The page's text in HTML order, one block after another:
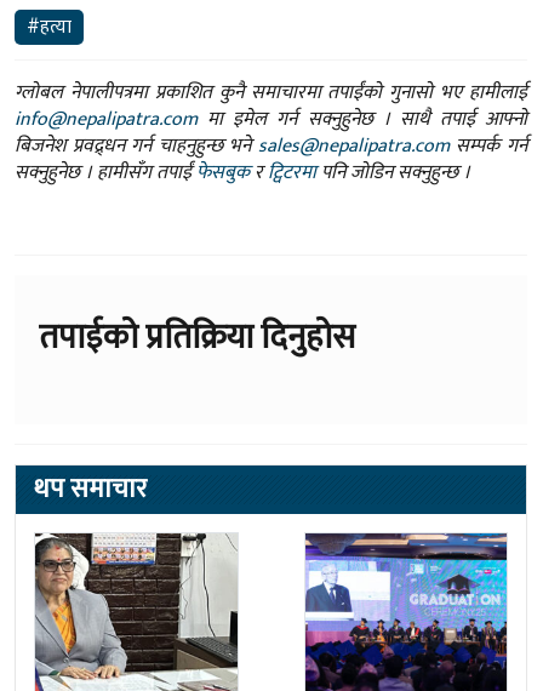
#हत्या
ग्लोबल नेपालीपत्रमा प्रकाशित कुनै समाचारमा तपाईंको गुनासो भए हामीलाई
info@nepalipatra.comमा इमेल गर्न सक्नुहुनेछ । साथै तपाई आफ्नो
बिजनेश प्रवद्र्धन गर्न चाहनुहुन्छ भनेsales@nepalipatra.comसम्पर्क गर्न
सक्नुहुनेछ । हामीसँग तपाईंफेसबुकरट्विटरमापनि जोडिन सक्नुहुन्छ ।
तपाईको प्रतिक्रिया दिनुहोस
थप समाचार